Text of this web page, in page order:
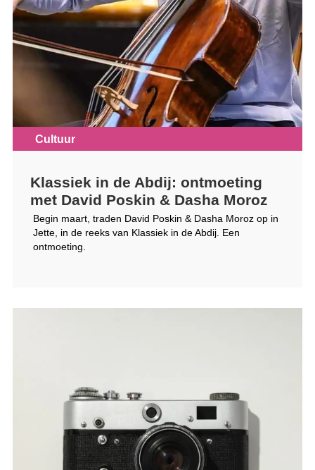
Cultuur
Klassiek in de Abdij: ontmoeting
met David Poskin & Dasha Moroz
Begin maart, traden David Poskin & Dasha Moroz op in
Jette, in de reeks van Klassiek in de Abdij. Een
ontmoeting.